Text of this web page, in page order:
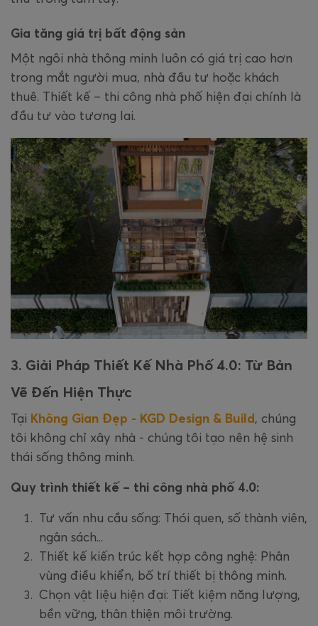
Gia tăng giá trị bất động sản
Một ngôi nhà thông minh luôn có giá trị cao hơn
trong mắt người mua, nhà đầu tư hoặc khách
thuê. Thiết kế – thi công nhà phố hiện đại chính là
đầu tư vào tương lai.
3. Giải Pháp Thiết Kế Nhà Phố 4.0: Từ Bản
Vẽ Đến Hiện Thực
Tại Không Gian Đẹp - KGD Design & Build , chúng
tôi không chỉ xây nhà - chúng tôi tạo nên hệ sinh
thái sống thông minh.
Quy trình thiết kế – thi công nhà phố 4.0:
Tư vấn nhu cầu sống: Thói quen, số thành viên,
ngân sách...
Thiết kế kiến trúc kết hợp công nghệ: Phân
vùng điều khiển, bố trí thiết bị thông minh.
Chọn vật liệu hiện đại: Tiết kiệm năng lượng,
bền vững, thân thiện môi trường.